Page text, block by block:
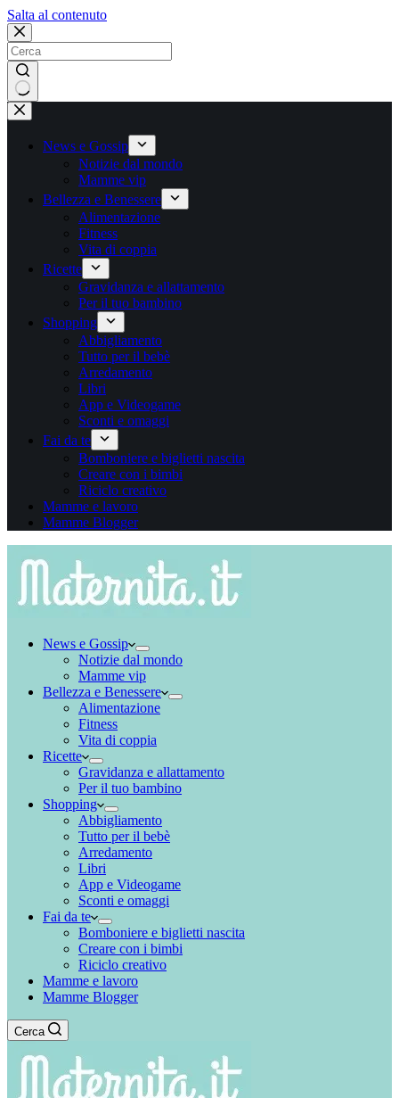
Salta al contenutoSalta
contenuto
Nessun
risultato
News e Gossip
Notizie dal mondo
Mamme vip
Bellezza e Benessere
Alimentazione
Fitness
Vita di coppia
Ricette
Gravidanza e allattamento
Per il tuo bambino
Shopping
Abbigliamento
Tutto per il bebè
Arredamento
Libri
App e Videogame
Sconti e omaggi
Fai da te
Bomboniere e biglietti nascita
Creare con i bimbi
Riciclo creativo
Mamme e lavoro
Mamme Blogger
News e Gossip
Notizie dal mondo
Mamme vip
Bellezza e Benessere
Alimentazione
Fitness
Vita di coppia
Ricette
Gravidanza e allattamento
Per il tuo bambino
Shopping
Abbigliamento
Tutto per il bebè
Arredamento
Libri
App e Videogame
Sconti e omaggi
Fai da te
Bomboniere e biglietti nascita
Creare con i bimbi
Riciclo creativo
Mamme e lavoro
Mamme Blogger
Cerca